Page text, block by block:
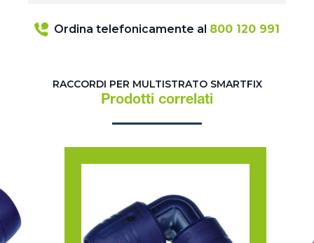
Ordina telefonicamente al 800 120 991
RACCORDI PER MULTISTRATO SMARTFIX
Prodotti correlati